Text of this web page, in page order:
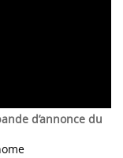
d’annonce du